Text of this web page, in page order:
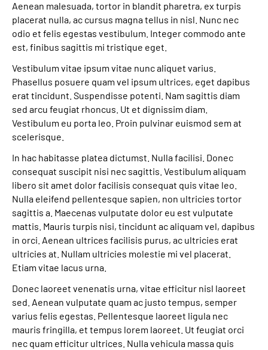
Aenean malesuada, tortor in blandit pharetra, ex turpis
placerat nulla, ac cursus magna tellus in nisl. Nunc nec
odio et felis egestas vestibulum. Integer commodo ante
est, finibus sagittis mi tristique eget.
Vestibulum vitae ipsum vitae nunc aliquet varius.
Phasellus posuere quam vel ipsum ultrices, eget dapibus
erat tincidunt. Suspendisse potenti. Nam sagittis diam
sed arcu feugiat rhoncus. Ut et dignissim diam.
Vestibulum eu porta leo. Proin pulvinar euismod sem at
scelerisque.
In hac habitasse platea dictumst. Nulla facilisi. Donec
consequat suscipit nisi nec sagittis. Vestibulum aliquam
libero sit amet dolor facilisis consequat quis vitae leo.
Nulla eleifend pellentesque sapien, non ultricies tortor
sagittis a. Maecenas vulputate dolor eu est vulputate
mattis. Mauris turpis nisi, tincidunt ac aliquam vel, dapibus
in orci. Aenean ultrices facilisis purus, ac ultricies erat
ultricies at. Nullam ultricies molestie mi vel placerat.
Etiam vitae lacus urna.
Donec laoreet venenatis urna, vitae efficitur nisl laoreet
sed. Aenean vulputate quam ac justo tempus, semper
varius felis egestas. Pellentesque laoreet ligula nec
mauris fringilla, et tempus lorem laoreet. Ut feugiat orci
nec quam efficitur ultrices. Nulla vehicula massa quis